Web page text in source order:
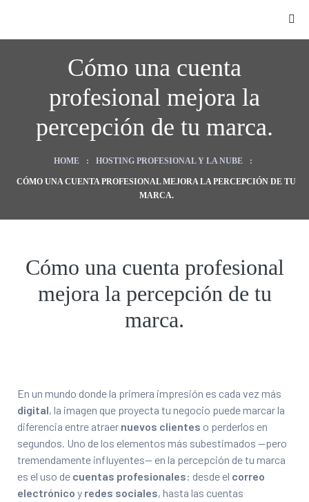
Cómo una cuenta
profesional mejora la
percepción de tu marca.
HOME : HOSTING PROFESIONAL Y LA NUBE :
CÓMO UNA CUENTA PROFESIONAL MEJORA LA PERCEPCIÓN DE TU
MARCA.
Cómo una cuenta profesional
mejora la percepción de tu
marca.
En un mundo donde la primera impresión es cada vez más
digital, la imagen que proyecta tu negocio puede marcar la
diferencia entre atraer nuevos clientes o perderlos en
segundos. Uno de los elementos más subestimados —pero
tremendamente influyentes— en la percepción de tu marca
es el uso de cuentas profesionales: desde el correo
electrónico y redes sociales, hasta las cuentas